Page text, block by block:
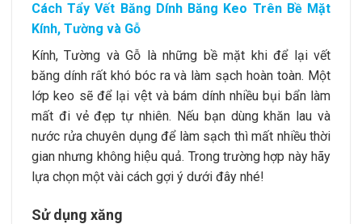
Cách Tẩy Vết Băng Dính Băng Keo Trên Bề Mặt
Kính, Tường và Gỗ
Kính, Tường và Gỗ là những bề mặt khi để lại vết
băng dính rất khó bóc ra và làm sạch hoàn toàn. Một
lớp keo sẽ để lại vệt và bám dính nhiều bụi bẩn làm
mất đi vẻ đẹp tự nhiên. Nếu bạn dùng khăn lau và
nước rửa chuyên dụng để làm sạch thì mất nhiều thời
gian nhưng không hiệu quả. Trong trường hợp này hãy
lựa chọn một vài cách gợi ý dưới đây nhé!
Sử dụng xăng